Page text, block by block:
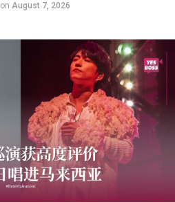
on August 7, 2026